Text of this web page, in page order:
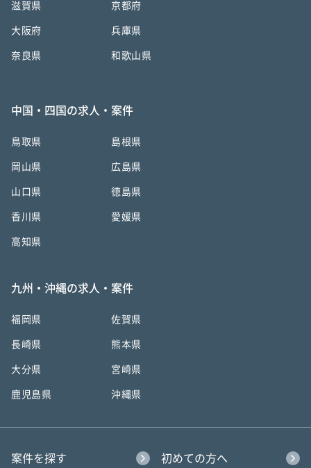
滋賀県 京都府
大阪府 兵庫県
奈良県 和歌山県
中国・四国の求人・案件
鳥取県 島根県
岡山県 広島県
山口県 徳島県
香川県 愛媛県
高知県
九州・沖縄の求人・案件
福岡県 佐賀県
長崎県 熊本県
大分県 宮崎県
鹿児島県 沖縄県
案件を探す 初めての方へ